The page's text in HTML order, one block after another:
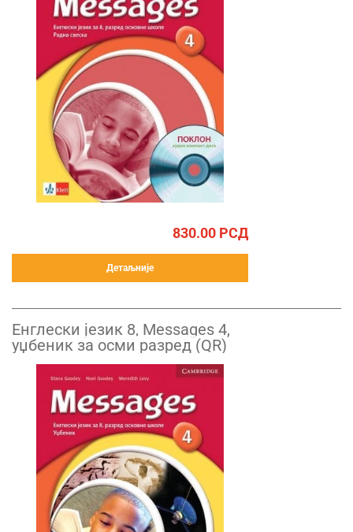
830.00 РСД
Детаљније
Енглески језик 8, Messages 4,
уџбеник за осми разред (QR)